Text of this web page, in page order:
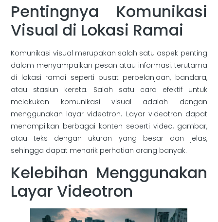
Pentingnya Komunikasi
Visual di Lokasi Ramai
Komunikasi visual merupakan salah satu aspek penting
dalam menyampaikan pesan atau informasi, terutama
di lokasi ramai seperti pusat perbelanjaan, bandara,
atau stasiun kereta. Salah satu cara efektif untuk
melakukan komunikasi visual adalah dengan
menggunakan layar videotron. Layar videotron dapat
menampilkan berbagai konten seperti video, gambar,
atau teks dengan ukuran yang besar dan jelas,
sehingga dapat menarik perhatian orang banyak.
Kelebihan Menggunakan
Layar Videotron